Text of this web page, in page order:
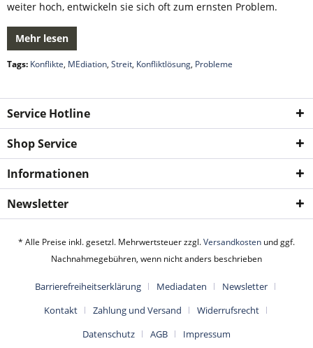
weiter hoch, entwickeln sie sich oft zum ernsten Problem.
Mehr lesen
Tags: Konflikte, MEdiation, Streit, Konfliktlösung, Probleme
Service Hotline
Shop Service
Informationen
Newsletter
* Alle Preise inkl. gesetzl. Mehrwertsteuer zzgl.Versandkosten und ggf.
Nachnahmegebühren, wenn nicht anders beschrieben
Barrierefreiheitserklärung Mediadaten
Newsletter
Kontakt
Zahlung und Versand
Widerrufsrecht
Datenschutz
AGB
Impressum